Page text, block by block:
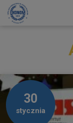
30
stycznia